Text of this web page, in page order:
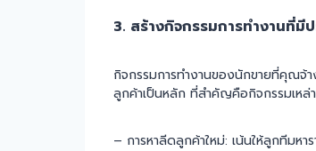
3. สร้างกิจกรรมการทำงานที่
กิจกรรมการทำงานของนักขายที่คุณจ้
ลูกค้าเป็นหลัก ที่สำคัญคือกิจกรรมเห
– การหาลีดลูกค้าใหม่: เน้นให้ลูกทีมหา